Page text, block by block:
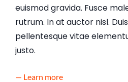
euismod gravida. Fusce
rutrum. In at auctor nisl.
pellentesque vitae
justo.
— Learn more